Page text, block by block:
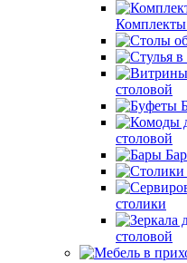
Комплекты
столовой
столовой
столики
столовой